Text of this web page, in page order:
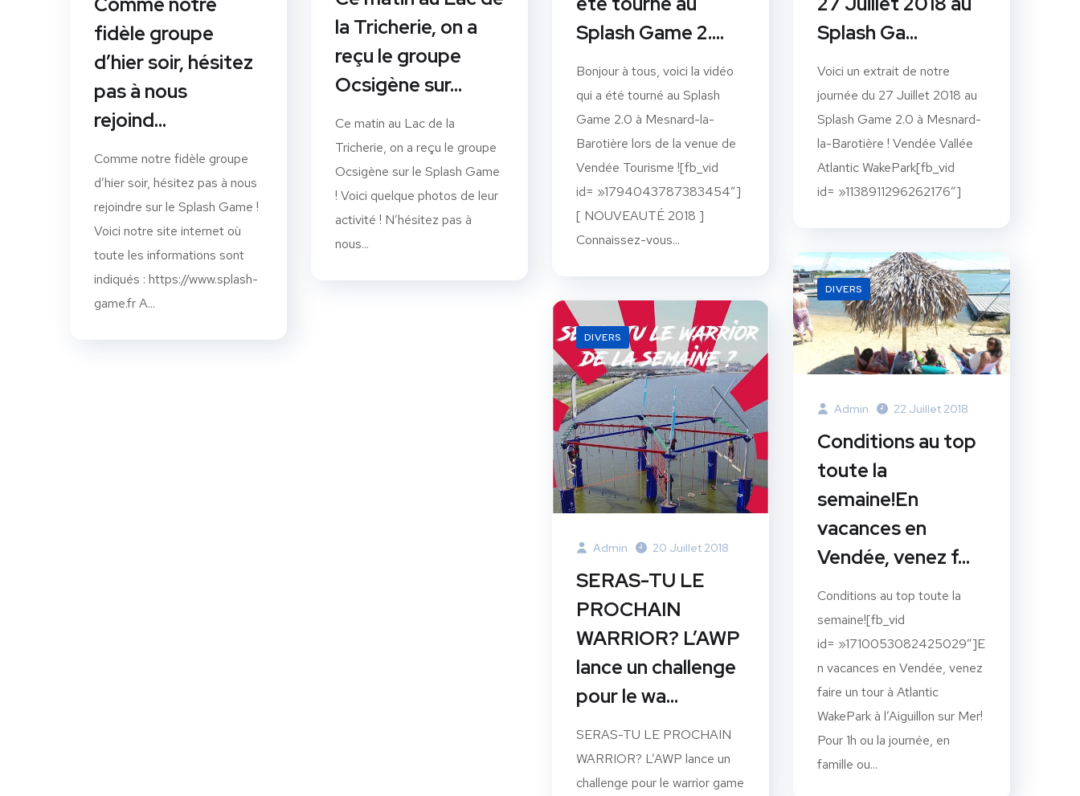
Splash Game 2….
Bonjour à tous, voici la vidéo
qui a été tourné au Splash
Game 2.0 à Mesnard-la-
Barotière lors de la venue de
Vendée Tourisme ![fb_vid
id= »1794043787383454″]
[ NOUVEAUTÉ 2018 ]
Connaissez-vous...
Splash Ga…
Voici un extrait de notre
journée du 27 Juillet 2018 au
Splash Game 2.0 à Mesnard-
la-Barotière ! Vendée Vallée
Atlantic WakePark[fb_vid
id= »1138911296262176″]
la Tricherie, on a
reçu le groupe
Ocsigène sur…
Ce matin au Lac de la
Tricherie, on a reçu le groupe
Ocsigène sur le Splash Game
! Voici quelque photos de leur
activité ! N’hésitez pas à
nous...
fidèle groupe
d’hier soir, hésitez
pas à nous
rejoind…
Comme notre fidèle groupe
d’hier soir, hésitez pas à nous
rejoindre sur le Splash Game !
Voici notre site internet où
toute les informations sont
indiqués : https://www.splash-
game.fr A...
DIVERS
Admin 22 Juillet 2018
Conditions au top
toute la
semaine!En
vacances en
Vendée, venez f…
Conditions au top toute la
semaine![fb_vid
id= »1710053082425029″]E
n vacances en Vendée, venez
faire un tour à Atlantic
WakePark à l’Aiguillon sur Mer!
Pour 1h ou la journée, en
famille ou...
DIVERS
Admin 20 Juillet 2018
SERAS-TU LE
PROCHAIN
WARRIOR? L’AWP
lance un challenge
pour le wa…
SERAS-TU LE PROCHAIN
WARRIOR? L’AWP lance un
challenge pour le warrior game